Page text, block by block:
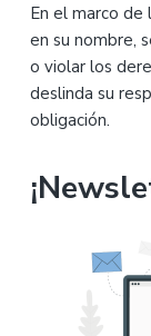
En el marco
en su nombre,
o violar los
deslinda su
obligación.